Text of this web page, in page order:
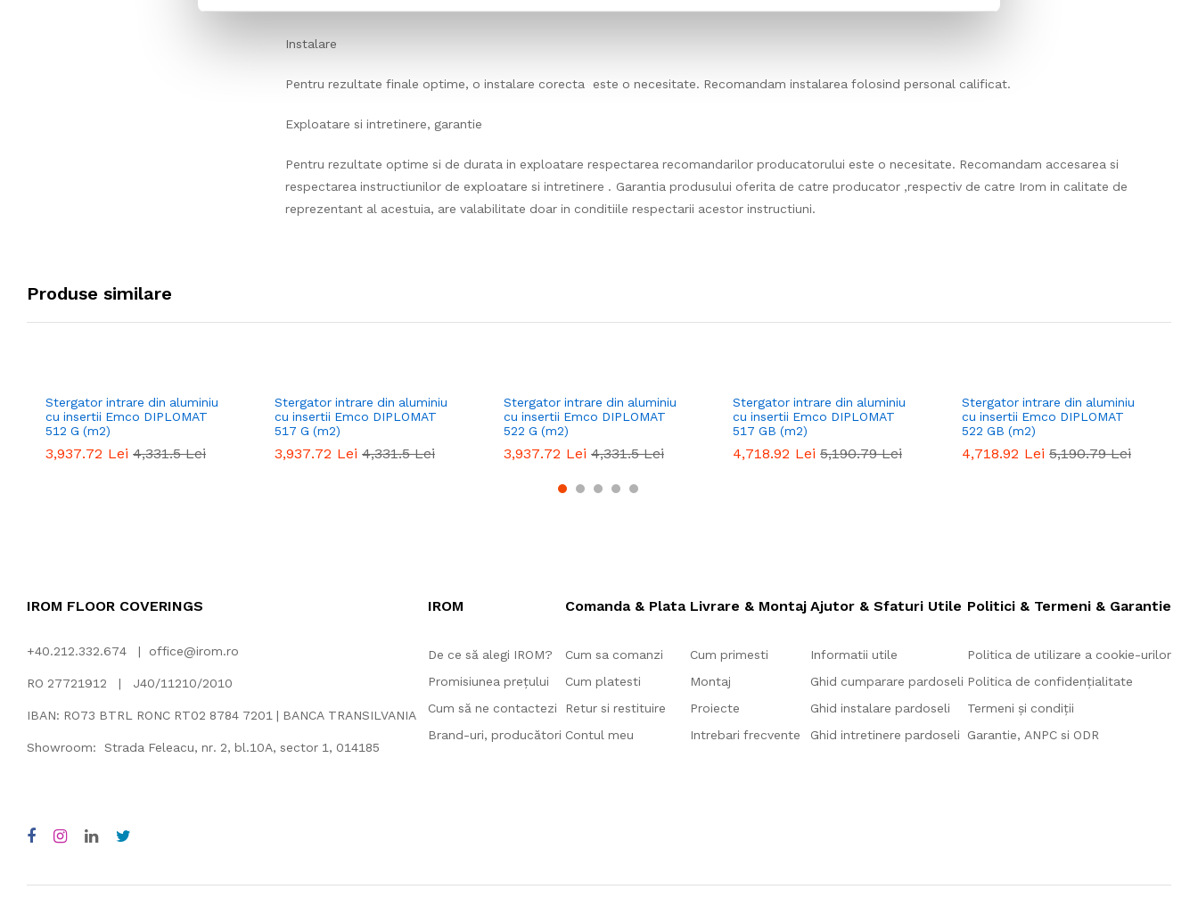
Instalare
Pentru rezultate finale optime, o instalare corecta este o necesitate. Recomandam instalarea folosind personal calificat.
Exploatare si intretinere, garantie
Pentru rezultate optime si de durata in exploatare respectarea recomandarilor producatorului este o necesitate. Recomandam accesarea si
respectarea instructiunilor de exploatare si intretinere . Garantia produsului oferita de catre producator ,respectiv de catre Irom in calitate de
reprezentant al acestuia, are valabilitate doar in conditiile respectarii acestor instructiuni.
Produse similare
Stergator intrare din aluminiu
cu insertii Emco DIPLOMAT
512 G (m2)
3,937.72 Lei 4,331.5 Lei
Stergator intrare din aluminiu
cu insertii Emco DIPLOMAT
517 G (m2)
3,937.72 Lei 4,331.5 Lei
Stergator intrare din aluminiu
cu insertii Emco DIPLOMAT
522 G (m2)
3,937.72 Lei 4,331.5 Lei
Stergator intrare din aluminiu
cu insertii Emco DIPLOMAT
517 GB (m2)
4,718.92 Lei 5,190.79 Lei
Stergator intrare din aluminiu
cu insertii Emco DIPLOMAT
522 GB (m2)
4,718.92 Lei 5,190.79 Lei
IROM FLOOR COVERINGS
+40.212.332.674 | office@irom.ro
RO 27721912 | J40/11210/2010
IBAN: RO73 BTRL RONC RT02 8784 7201 | BANCA TRANSILVANIA
Showroom: Strada Feleacu, nr. 2, bl.10A, sector 1, 014185
IROM
De ce să alegi IROM?
Promisiunea prețului
Cum să ne contactezi
Brand-uri, producători
Comanda & Plata
Cum sa comanzi
Cum platesti
Retur si restituire
Contul meu
Livrare & Montaj
Cum primesti
Montaj
Proiecte
Intrebari frecvente
Ajutor & Sfaturi Utile
Informatii utile
Ghid cumparare pardoseli
Ghid instalare pardoseli
Ghid intretinere pardoseli
Politici & Termeni & Garantie
Politica de utilizare a cookie-urilor
Politica de confidențialitate
Termeni și condiții
Garantie, ANPC si ODR